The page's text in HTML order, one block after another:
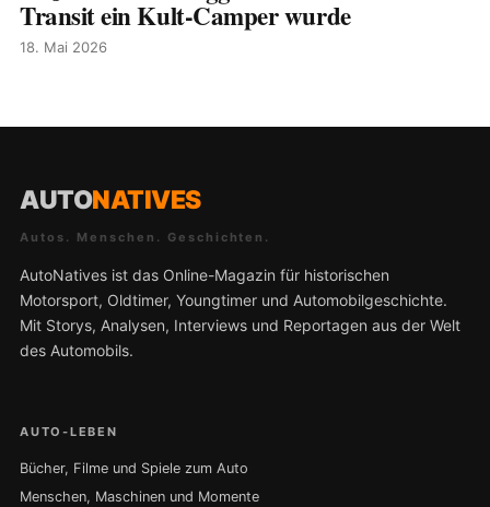
Transit ein Kult-Camper wurde
18. Mai 2026
AUTONATIVES
Autos. Menschen. Geschichten.
AutoNatives ist das Online-Magazin für historischen
Motorsport, Oldtimer, Youngtimer und Automobilgeschichte.
Mit Storys, Analysen, Interviews und Reportagen aus der Welt
des Automobils.
AUTO-LEBEN
Bücher, Filme und Spiele zum Auto
Menschen, Maschinen und Momente